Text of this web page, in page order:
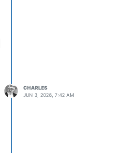
CHARLES
JUN 3, 2026, 7:42 AM